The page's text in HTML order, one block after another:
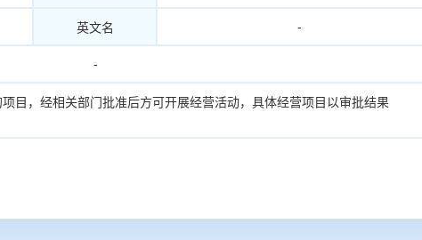
英文名 -
-
目，经相关部门批准后方可开展经营活动，具体经营项目以审批结果